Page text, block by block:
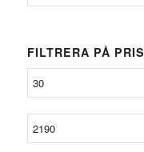
FILTRERA PÅ PRIS